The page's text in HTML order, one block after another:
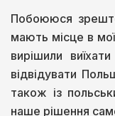
Побоююся
мають місце в
вирішили
відвідувати
також із
наше рішення